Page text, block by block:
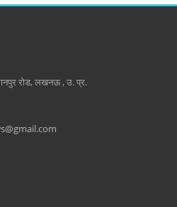
रोड, लखनऊ , उ. प्र.